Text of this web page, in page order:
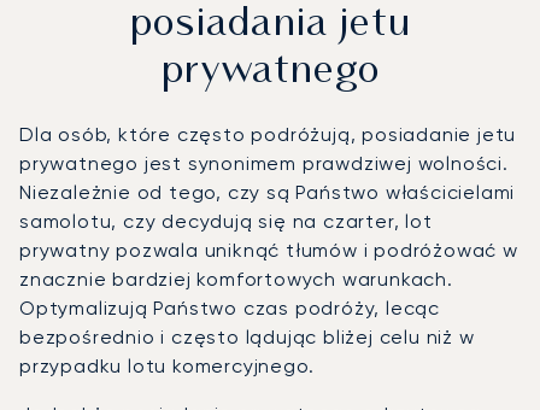
posiadania jetu
prywatnego
Dla osób, które często podróżują, posiadanie jetu
prywatnego jest synonimem prawdziwej wolności.
Niezależnie od tego, czy są Państwo właścicielami
samolotu, czy decydują się na czarter, lot
prywatny pozwala uniknąć tłumów i podróżować w
znacznie bardziej komfortowych warunkach.
Optymalizują Państwo czas podróży, lecąc
bezpośrednio i często lądując bliżej celu niż w
przypadku lotu komercyjnego.